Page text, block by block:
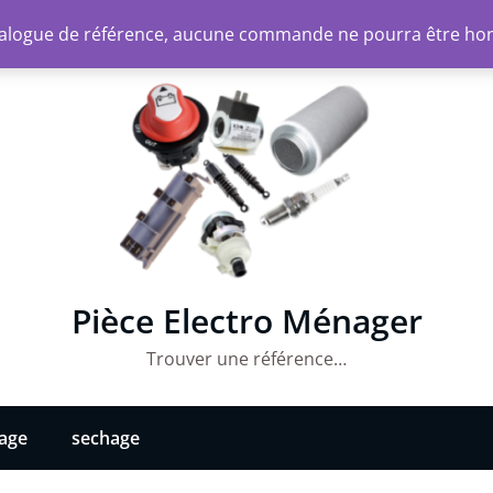
Pièce Electro Ménager
Trouver une référence…
sechage
de référence, aucune commande ne pourra être